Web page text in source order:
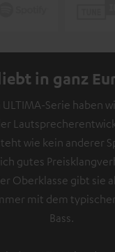
in ganz
Serie haben
wie kein anderer
gutes
Oberklasse gibt sie
mit dem
Bass.